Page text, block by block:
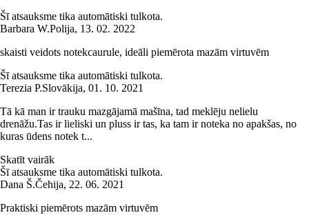
Šī atsauksme tika automātiski tulkota.
Barbara W.Polija, 13. 02. 2022
skaisti veidots notekcaurule, ideāli piemērota mazām virtuvēm
Šī atsauksme tika automātiski tulkota.
Terezia P.Slovākija, 01. 10. 2021
Tā kā man ir trauku mazgājamā mašīna, tad meklēju nelielu
drenāžu.Tas ir lieliski un pluss ir tas, ka tam ir noteka no apakšas, no
kuras ūdens notek t...
Skatīt vairāk
Šī atsauksme tika automātiski tulkota.
Dana Š.Čehija, 22. 06. 2021
Praktiski piemērots mazām virtuvēm